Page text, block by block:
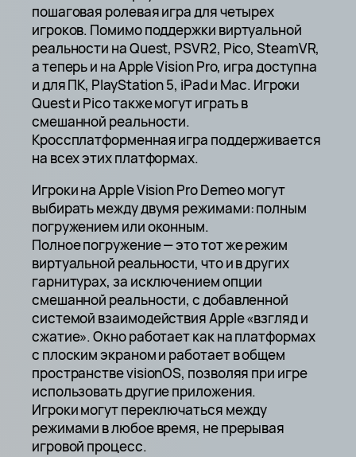
пошаговая ролевая игра для четырех
игроков. Помимо поддержки виртуальной
реальности на Quest, PSVR2, Pico, SteamVR,
а теперь и на Apple Vision Pro, игра доступна
и для ПК, PlayStation 5, iPad и Mac. Игроки
Quest и Pico также могут играть в
смешанной реальности.
Кроссплатформенная игра поддерживается
на всех этих платформах.
Игроки на Apple Vision Pro Demeo могут
выбирать между двумя режимами: полным
погружением или оконным.
Полное погружение — это тот же режим
виртуальной реальности, что и в других
гарнитурах, за исключением опции
смешанной реальности, с добавленной
системой взаимодействия Apple «взгляд и
сжатие». Окно работает как на платформах
с плоским экраном и работает в общем
пространстве visionOS, позволяя при игре
использовать другие приложения.
Игроки могут переключаться между
режимами в любое время, не прерывая
игровой процесс.